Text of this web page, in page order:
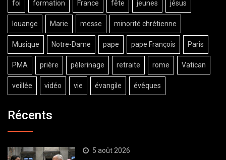
foi formation France fête jeunes jésus
louange Marie messe minorité chrétienne
Musique Notre-Dame pape pape François Paris
PMA prière pèlerinage retraite rome Vatican
veillée vidéo vie évangile évêques
Récents
5 août 2026